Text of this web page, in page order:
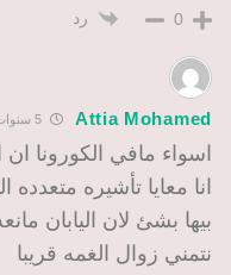
0 رد
Attia Mohamed 5 سنوات
اسواء مافي الكورونا ان
انا معايا تأشيره
بيها بشئ لان اليابان
نتمني زوال الغمه قريبا